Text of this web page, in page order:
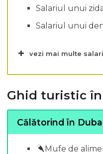
Salariul unui
Salariul unui
vezi mai multe
Ghid turistic
Călătorind în
Mufe de